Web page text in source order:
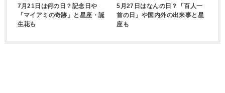
7月21日は何の日？記念日や
「マイアミの奇跡」と星座・誕
生花も
5月27日はなんの日？「百人一
首の日」や国内外の出来事と星
座も